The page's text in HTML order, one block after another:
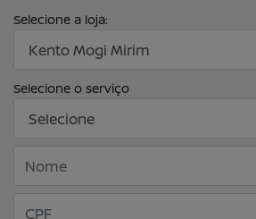
Selecione a loja:
Selecione o serviço